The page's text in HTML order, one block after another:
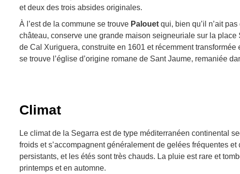
et deux des trois absides originales.
À l’est de la commune se trouve Palouet qui, bien qu’il n’ait
château, conserve une grande maison seigneuriale sur la place
de Cal Xuriguera, construite en 1601 et récemment transformée
se trouve l’église d’origine romane de Sant Jaume, remaniée
Climat
Le climat de la Segarra est de type méditerranéen continental
froids et s’accompagnent généralement de gelées fréquentes et
persistants, et les étés sont très chauds. La pluie est rare et
printemps et en automne.